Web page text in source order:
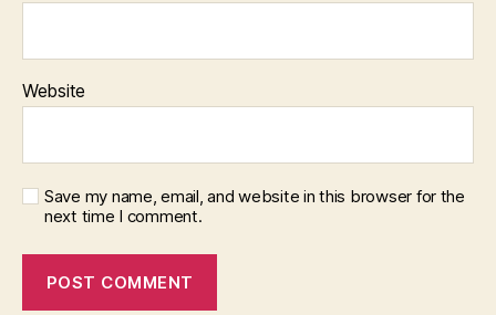
Website
Save my name, email, and website in this browser for the
next time I comment.